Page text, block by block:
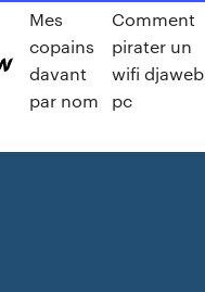
Mes
copains
davant
par nom
Comment
pirater un
wifi djaweb
pc